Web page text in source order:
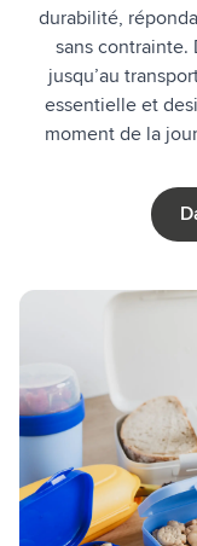
durabilité,
sans contrainte.
jusqu’au
essentielle et
moment de la